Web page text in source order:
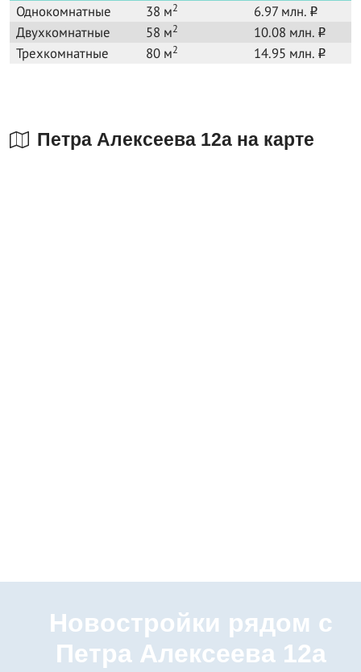
Однокомнатные
38 м2 6.97 млн. o
Двухкомнатные 58 м2 10.08 млн. o
Трехкомнатные 80 м2 14.95 млн. o
Петра Алексеева 12а на карте
Новостройки рядом с
Петра Алексеева 12а